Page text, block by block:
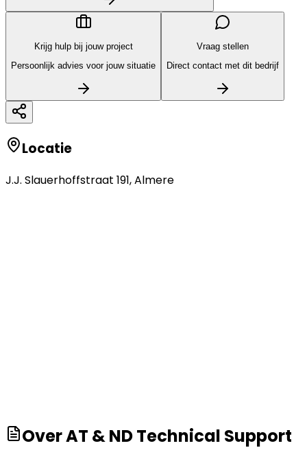
Krijg hulp bij jouw project
Persoonlijk advies voor jouw situatie
Vraag stellen
Direct contact met dit bedrijf
Locatie
J.J. Slauerhoffstraat 191,Almere
OverAT & ND Technical Support